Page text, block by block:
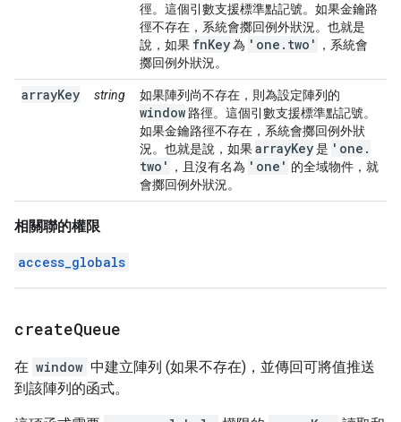
徑。這個引數支援標準點記號。如果金鑰路
徑不存在，系統會擲回例外狀況。也就是
說，如果 fnKey為 'one . two'
，系統會
擲回例外狀況。
arrayKey string 如果陣列尚不存在，則為設定陣列的
window 路徑。這個引數支援標準點記號。
如果金鑰路徑不存在，系統會擲回例外狀
況。也就是說，如果arrayKey是 'one .
two'
，且沒有名為 'one' 的全域物件，就
會擲回例外狀況。
相關聯的權限
access_globals
createQueue
在 window 中建立陣列 (如果不存在)，並傳回可將值推送
到該陣列的函式。